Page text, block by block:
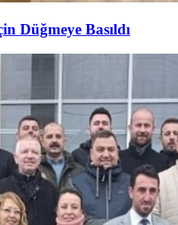
Düğmeye Basıldı